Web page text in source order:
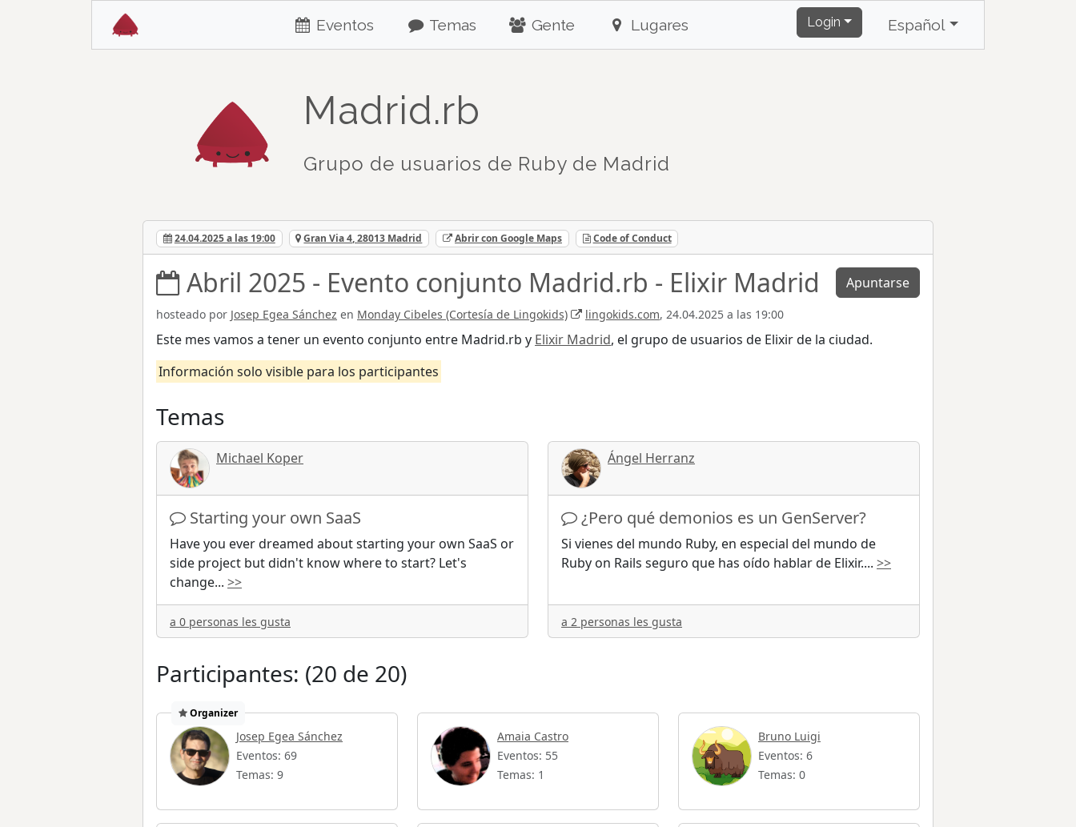
Eventos Temas Gente Lugares Login Español
Madrid.rb
Grupo de usuarios de Ruby de Madrid
24.04.2025 a las 19:00 Gran Via 4, 28013 Madrid Abrir con Google Maps Code of Conduct
Abril 2025 - Evento conjunto Madrid.rb - Elixir Madrid
hosteado por Josep Egea Sánchez en Monday Cibeles (Cortesía de Lingokids) lingokids.com, 24.04.2025 a las 19:00
Apuntarse
Este mes vamos a tener un evento conjunto entre Madrid.rb y Elixir Madrid, el grupo de usuarios de Elixir de la ciudad.
Información solo visible para los participantes
Temas
Michael Koper
Starting your own SaaS
Have you ever dreamed about starting your own SaaS or
side project but didn't know where to start? Let's
change... >>
a 0 personas les gusta
Ángel Herranz
¿Pero qué demonios es un GenServer?
Si vienes del mundo Ruby, en especial del mundo de
Ruby on Rails seguro que has oído hablar de Elixir.... >>
a 2 personas les gusta
Participantes: (20 de 20)
Organizer
Josep Egea Sánchez
Eventos: 69
Temas: 9
Amaia Castro
Eventos: 55
Temas: 1
Bruno Luigi
Eventos: 6
Temas: 0